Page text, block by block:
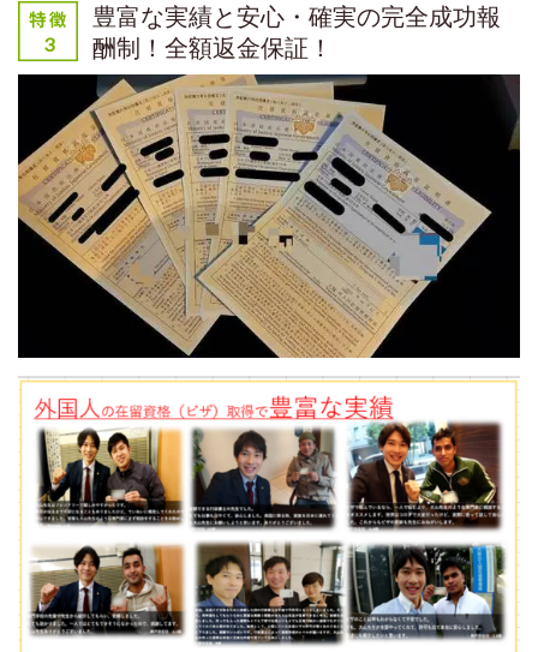
豊富な実績と安心・確実の完全成功報
酬制！全額返金保証！